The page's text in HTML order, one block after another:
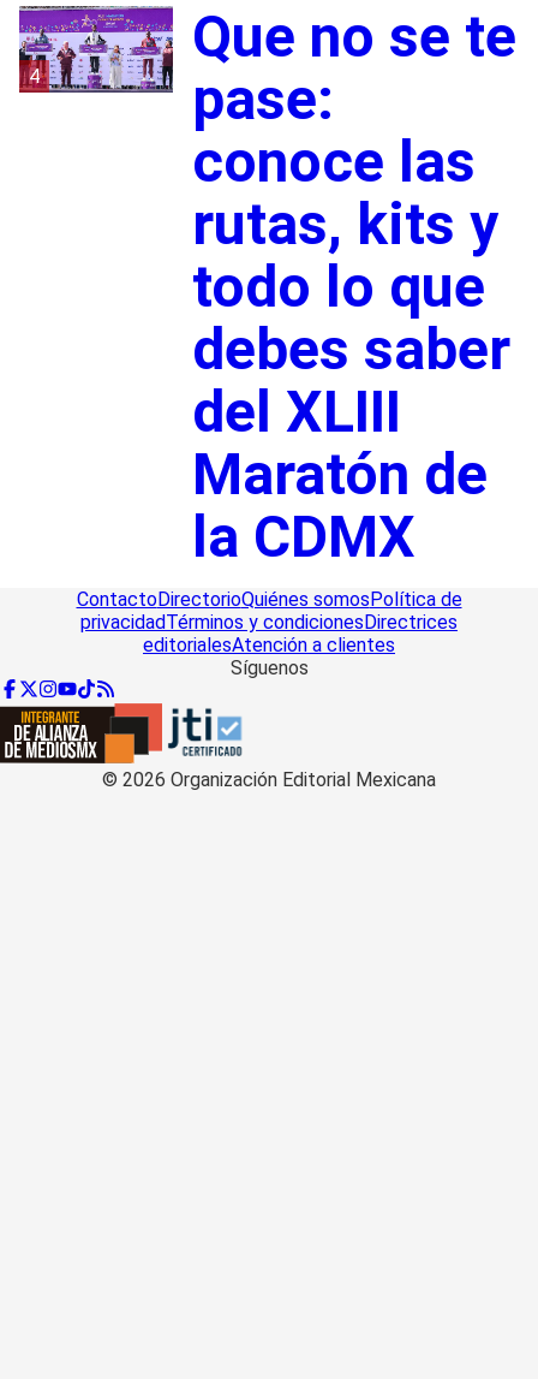
4
Que no se te
pase:
conoce las
rutas, kits y
todo lo que
debes saber
del XLIII
Maratón de
la CDMX
ContactoDirectorioQuiénes somosPolítica de
privacidadTérminos y condicionesDirectrices
editorialesAtención a clientes
Síguenos
© 2026 Organización Editorial Mexicana